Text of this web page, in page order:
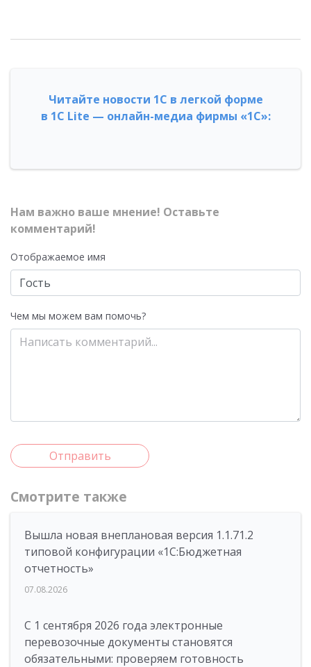
Читайте новости 1С в легкой форме
в 1С Lite — онлайн-медиа фирмы «1С»:
Нам важно ваше мнение! Оставьте
комментарий!
Отображаемое имя
Чем мы можем вам помочь?
Отправить
Смотрите также
Вышла новая внеплановая версия 1.1.71.2
типовой конфигурации «1C:Бюджетная
отчетность»
07.08.2026
С 1 сентября 2026 года электронные
перевозочные документы становятся
обязательными: проверяем готовность